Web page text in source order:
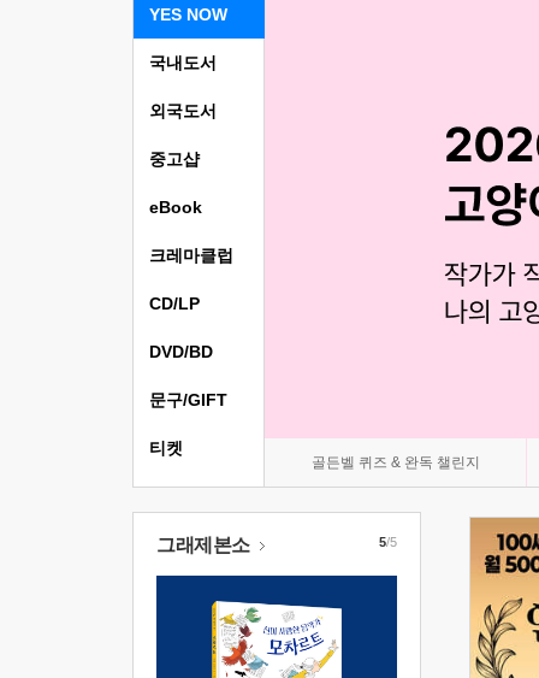
YES NOW
골든벨 퀴즈 & 완독 챌린지
국내도서
외국도서
중고샵
eBook
크레마클럽
CD/LP
DVD/BD
문구/GIFT
티켓
그래제본소 5/5